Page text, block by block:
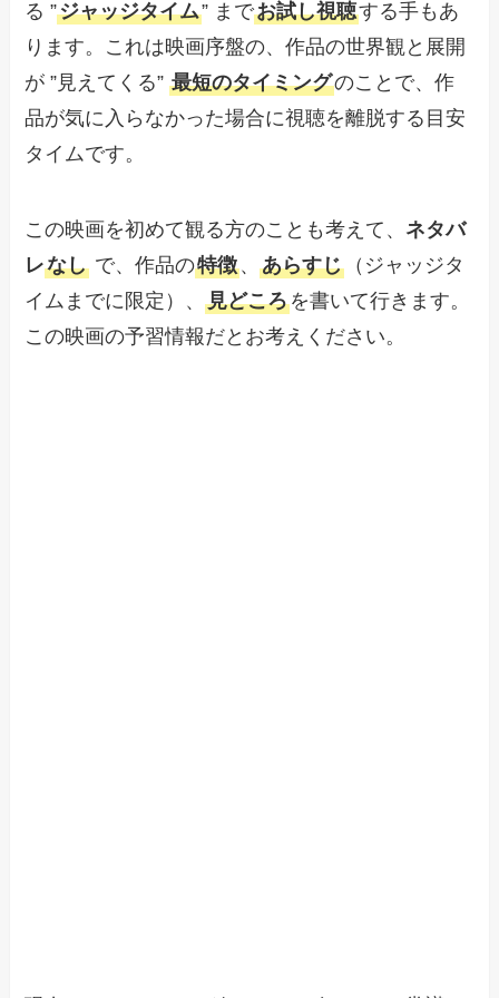
る ”ジャッジタイム” までお試し視聴する手もあ
ります。これは映画序盤の、作品の世界観と展開
が ”見えてくる”最短のタイミングのことで、作
品が気に入らなかった場合に視聴を離脱する目安
タイムです。
この映画を初めて観る方のことも考えて、 ネタバ
レなし で、作品の特徴、あらすじ （ジャッジタ
イムまでに限定）、見どころを書いて行きます。
この映画の予習情報だとお考えください。